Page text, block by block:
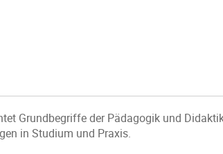
Grundbegriffe der Pädagogik und
in Studium und Praxis.